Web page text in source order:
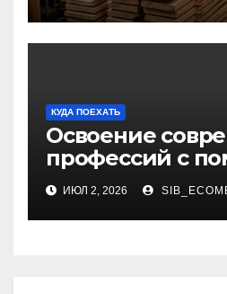
КУДА ПОЕХАТЬ
Освоение
профессий с
онлайн-
ИЮЛ 2, 2026